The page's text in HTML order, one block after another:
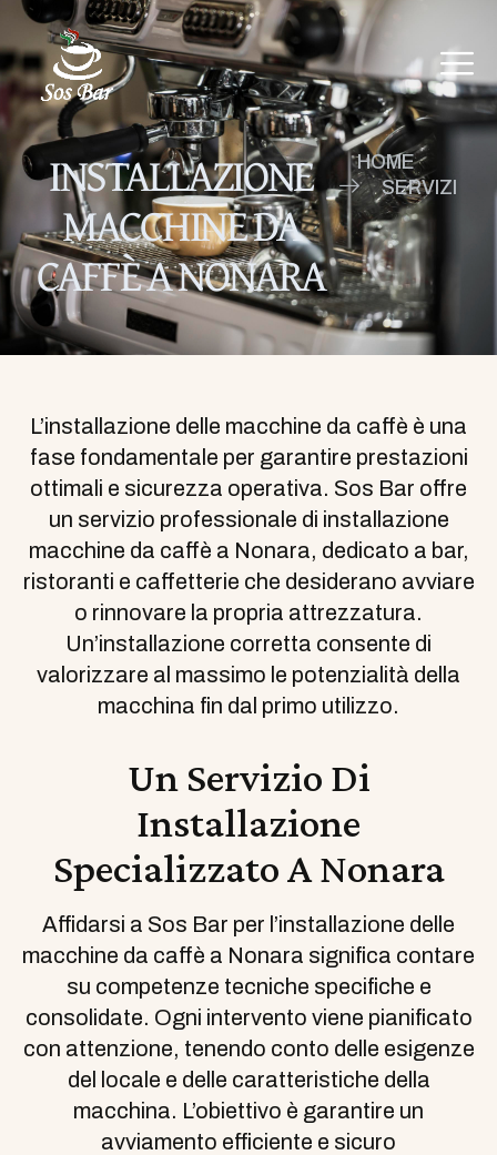
INSTALLAZIONE
MACCHINE DA
CAFFÈ A NONARA
HOME
SERVIZI
L’installazione delle macchine da caffè è una
fase fondamentale per garantire prestazioni
ottimali e sicurezza operativa. Sos Bar offre
un servizio professionale di installazione
macchine da caffè a Nonara, dedicato a bar,
ristoranti e caffetterie che desiderano avviare
o rinnovare la propria attrezzatura.
Un’installazione corretta consente di
valorizzare al massimo le potenzialità della
macchina fin dal primo utilizzo.
Un Servizio Di
Installazione
Specializzato A Nonara
Affidarsi a Sos Bar per l’installazione delle
macchine da caffè a Nonara significa contare
su competenze tecniche specifiche e
consolidate. Ogni intervento viene pianificato
con attenzione, tenendo conto delle esigenze
del locale e delle caratteristiche della
macchina. L’obiettivo è garantire un
avviamento efficiente e sicuro